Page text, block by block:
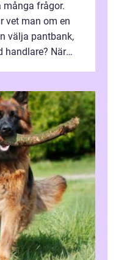
många frågor.
vet man om en
välja pantbank,
handlare? När